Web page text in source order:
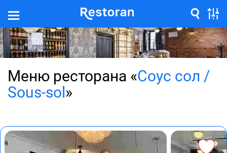
Меню ресторана «Соус сол /
Sous-sol »